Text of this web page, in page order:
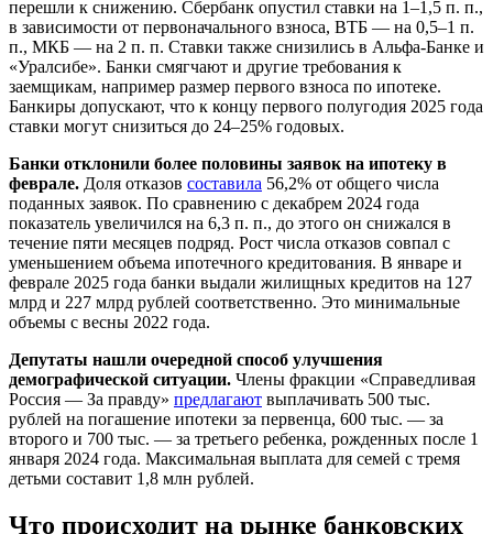
перешли к снижению. Сбербанк опустил ставки на 1–1,5 п. п.,
в зависимости от первоначального взноса, ВТБ — на 0,5–1 п.
п., МКБ — на 2 п. п. Ставки также снизились в Альфа-Банке и
«Уралсибе». Банки смягчают и другие требования к
заемщикам, например размер первого взноса по ипотеке.
Банкиры допускают, что к концу первого полугодия 2025 года
ставки могут снизиться до 24–25% годовых.
Банки отклонили более половины заявок на ипотеку в
феврале. Доля отказов составила 56,2% от общего числа
поданных заявок. По сравнению с декабрем 2024 года
показатель увеличился на 6,3 п. п., до этого он снижался в
течение пяти месяцев подряд. Рост числа отказов совпал с
уменьшением объема ипотечного кредитования. В январе и
феврале 2025 года банки выдали жилищных кредитов на 127
млрд и 227 млрд рублей соответственно. Это минимальные
объемы с весны 2022 года.
Депутаты нашли очередной способ улучшения
демографической ситуации. Члены фракции «Справедливая
Россия — За правду» предлагают выплачивать 500 тыс.
рублей на погашение ипотеки за первенца, 600 тыс. — за
второго и 700 тыс. — за третьего ребенка, рожденных после 1
января 2024 года. Максимальная выплата для семей с тремя
детьми составит 1,8 млн рублей.
Что происходит на рынке банковских